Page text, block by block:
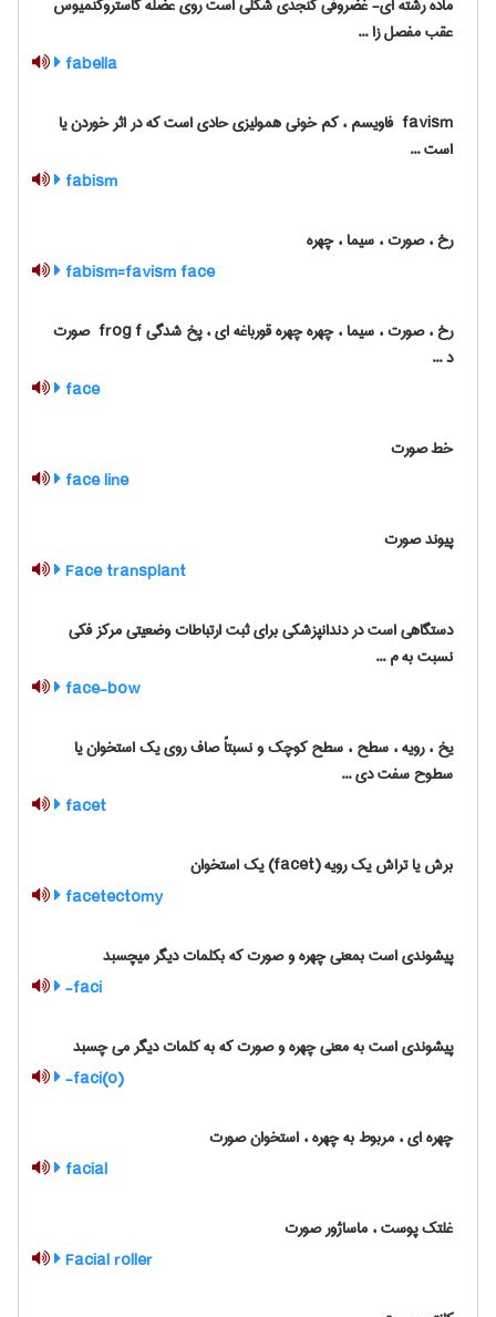
عقب مفصل زا ...
fabella
‎ favism فاویسم ، کم خونی همولیزی حادی است که در اثر خوردن یا
است ...
fabism
رخ ، صورت ، سیما ، چهره
fabism=favism face
رخ ، صورت ، سیما ، چهره چهره قورباغه ای ، پخ شدگی ‎ frog f صورت
د ...
face
خط صورت
face line
پیوند صورت
Face transplant
دستگاهی است در دندانپزشکی برای ثبت ارتباطات وضعیتی مرکز فکی
نسبت به م ...
face-bow
یخ ، رویه ، سطح ، سطح کوچک و نسبتاً صاف روی یک استخوان یا
سطوح سفت دی ...
facet
برش یا تراش یک رویه (facet) یک استخوان
facetectomy
پیشوندی است بمعنی چهره و صورت که بکلمات دیگر میچسبد
faci-
پیشوندی است به معنی چهره و صورت که به کلمات دیگر می چسبد
faci(o)-
چهره ای ، مربوط به چهره ، استخوان صورت
facial
غلتک پوست ، ماساژور صورت
Facial roller